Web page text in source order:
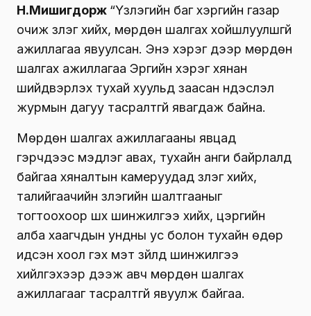
Н.Мишигдорж “Үзлэгийн баг хэргийн газар
очиж үзлэг хийх, мөрдөн шалгах хойшлуулшгүй
ажиллагаа явуулсан. Энэ хэрэг дээр мөрдөн
шалгах ажиллагаа Эрүүгийн хэрэг хянан
шийдвэрлэх тухай хуульд заасан үндэслэл
журмын дагуу тасралтгүй явагдаж байна.
Мөрдөн шалгах ажиллагааны явцад
гэрчүүдээс мэдүүлэг авах, тухайн анги байрлалд
байгаа хяналтын камеруудад үзлэг хийх,
талийгаачийн үзлэгийн шалтгааныг
тогтоохоор шүүх шинжилгээ хийх, цэргийн
алба хаагчдын ундны ус болон тухайн өдөр
идсэн хоол гэх мэт зүйлд шинжилгээ
хийлгэхээр дээж авч мөрдөн шалгах
ажиллагааг тасралтгүй явуулж байгаа.